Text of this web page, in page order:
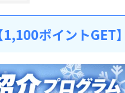
ポイントGET】